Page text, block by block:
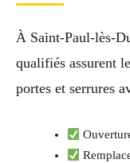
À Saint-Paul-lès-
qualifiés assurent
portes et serrures